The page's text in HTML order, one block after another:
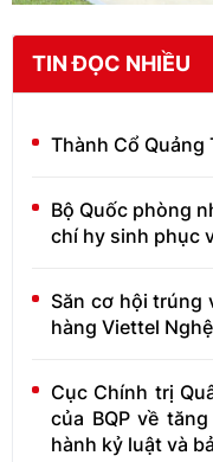
TIN ĐỌC NHIỀU
Thành Cổ Quảng
Bộ Quốc phòng
chí hy sinh phục
Săn cơ hội trúng
hàng Viettel
Cục Chính trị
của BQP về
hành kỷ luật và